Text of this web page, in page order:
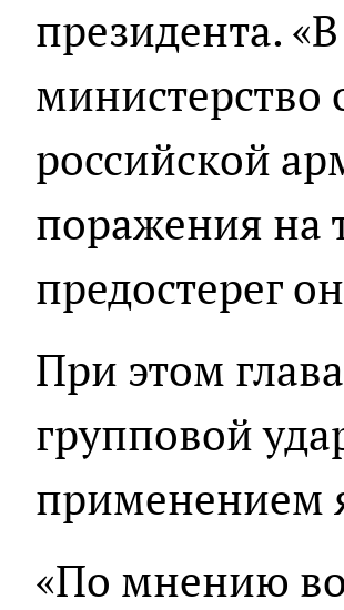
президента.
российской
поражения на
предостерег
При этом
групповой
применением
«По мнению